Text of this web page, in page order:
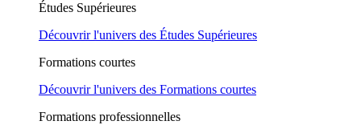
Études Supérieures
Découvrir l'univers des Études Supérieures
Formations courtes
Découvrir l'univers des Formations courtes
Formations professionnelles